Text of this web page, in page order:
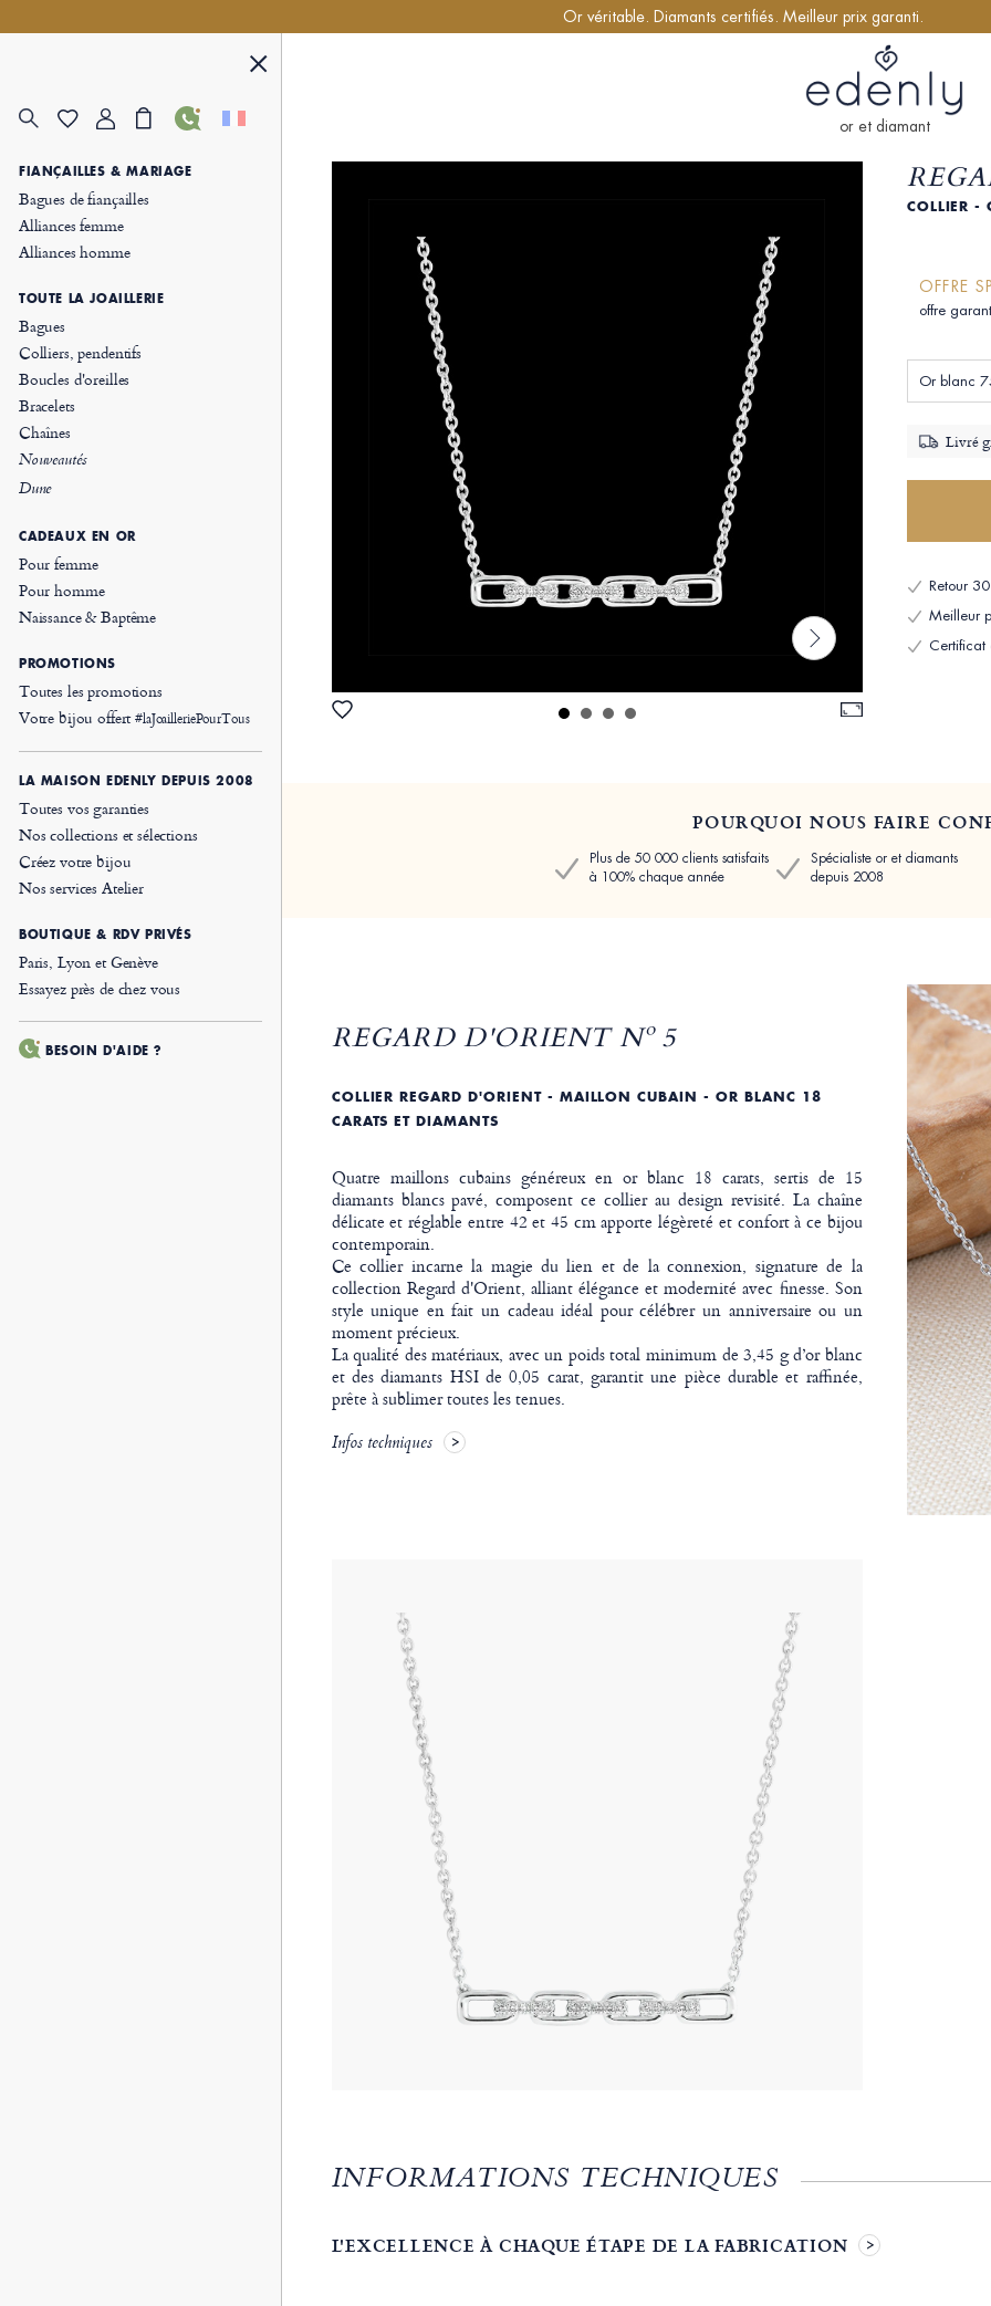
FIANÇAILLES & MARIAGE
Bagues de fiançailles
Alliances femme
Alliances homme
TOUTE LA JOAILLERIE
Bagues
Colliers, pendentifs
Boucles d'oreilles
Bracelets
Chaînes
Nouveautés
Dune
CADEAUX EN OR
Pour femme
Pour homme
Naissance & Baptême
PROMOTIONS
Toutes les promotions
Votre bijou offert#laJoailleriePourTous
LA MAISON EDENLY DEPUIS 2008
Toutes vos garanties
Nos collections et sélections
Créez votre bijou
Nos services Atelier
BOUTIQUE & RDV PRIVÉS
Paris, Lyon et Genève
Essayez près de chez vous
BESOIN D'AIDE ?
Or véritable. Diamants certifiés. Meilleur prix garanti.
or et diamant
COLLIER
OFFRE
offre
Or blanc
Livré
Retour
Meilleur
Certificat
POURQUOI NOUS FAIRE
Plus de 50 000 clients satisfaits
à 100% chaque année
Spécialiste or et diamants
depuis 2008
REGARD D'ORIENT Nº 5
COLLIER REGARD D'ORIENT - MAILLON CUBAIN - OR BLANC 18
CARATS ET DIAMANTS
Quatre maillons cubains généreux en or blanc 18 carats, sertis de 15
diamants blancs pavé, composent ce collier au design revisité. La chaîne
délicate et réglable entre 42 et 45 cm apporte légèreté et confort à ce bijou
contemporain.
Ce collier incarne la magie du lien et de la connexion, signature de la
collection Regard d'Orient, alliant élégance et modernité avec finesse. Son
style unique en fait un cadeau idéal pour célébrer un anniversaire ou un
moment précieux.
La qualité des matériaux, avec un poids total minimum de 3,45 g d’or blanc
et des diamants HSI de 0,05 carat, garantit une pièce durable et raffinée,
prête à sublimer toutes les tenues.
Infos techniques
INFORMATIONS TECHNIQUES
L'EXCELLENCE À CHAQUE ÉTAPE DE LA FABRICATION